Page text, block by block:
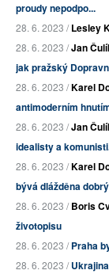
proudy nepodpo...
28. 6. 2023 /Lesley
28. 6. 2023 /Jan
jak pražský
28. 6. 2023 /Karel
antimoderním
28. 6. 2023 /Jan
idealisty a
28. 6. 2023 /Karel
bývá dlážděna
28. 6. 2023 /Boris
životopisu
28. 6. 2023 /Praha
28. 6. 2023 /